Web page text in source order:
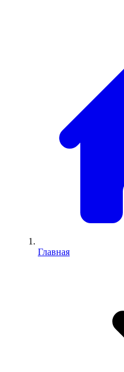
Главная